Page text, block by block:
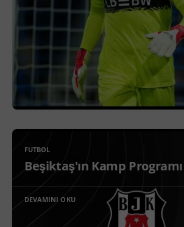
FUTBOL
Beşiktaş'ın Kamp
DEVAMINI OKU